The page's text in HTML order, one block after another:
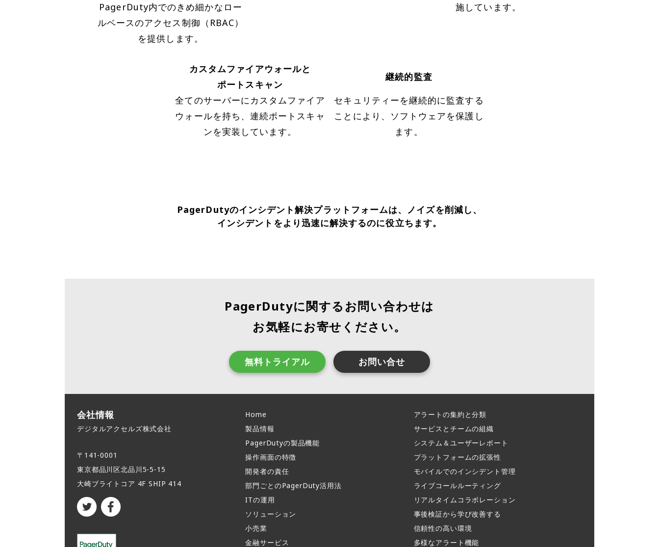
PagerDuty内でのきめ細かなロー
ルベースのアクセス制御（RBAC）
を提供します。
施しています。
カスタムファイアウォールと
ポートスキャン
全てのサーバーにカスタムファイア
ウォールを持ち、連続ポートスキャ
ンを実装しています。
継続的監査
セキュリティーを継続的に監査する
ことにより、ソフトウェアを保護し
ます。
PagerDutyのインシデント解決プラットフォームは、ノイズを削減し、
インシデントをより迅速に解決するのに役立ちます。
PagerDutyに関するお問い合わせは
お気軽にお寄せください。
無料トライアル お問い合せ
会社情報
デジタルアクセルズ株式会社
〒141-0001
東京都品川区北品川5-5-15​
大崎ブライトコア 4F SHIP 414
Home
製品情報​
PagerDutyの製品機能​
操作画面の特徴​
開発者の責任
部門ごとのPagerDuty活用法​
ITの運用​
ソリューション
小売業
金融サービス
アラートの集約と分類​
サービスとチームの組織​
システム＆ユーザーレポート​
プラットフォームの拡張性
モバイルでのインシデント管理​
ライブコールルーティング​
リアルタイムコラボレーション​
事後検証から学び改善する
信頼性の高い環境​
多様なアラート機能​